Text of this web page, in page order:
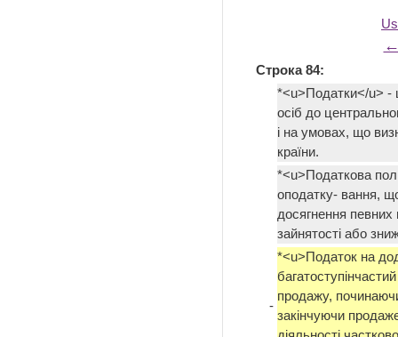
Строка 84:
*<u>Податки</u> -
осіб до
і на умовах, що
країни.
*<u>Податкова
оподатку- вання,
досягнення
зайнятості або
-
*<u>Податок на
продажу,
закінчуючи